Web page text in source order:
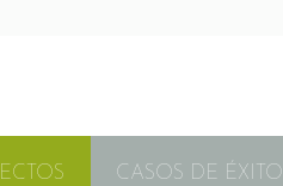
CASOS DE ÉXITO